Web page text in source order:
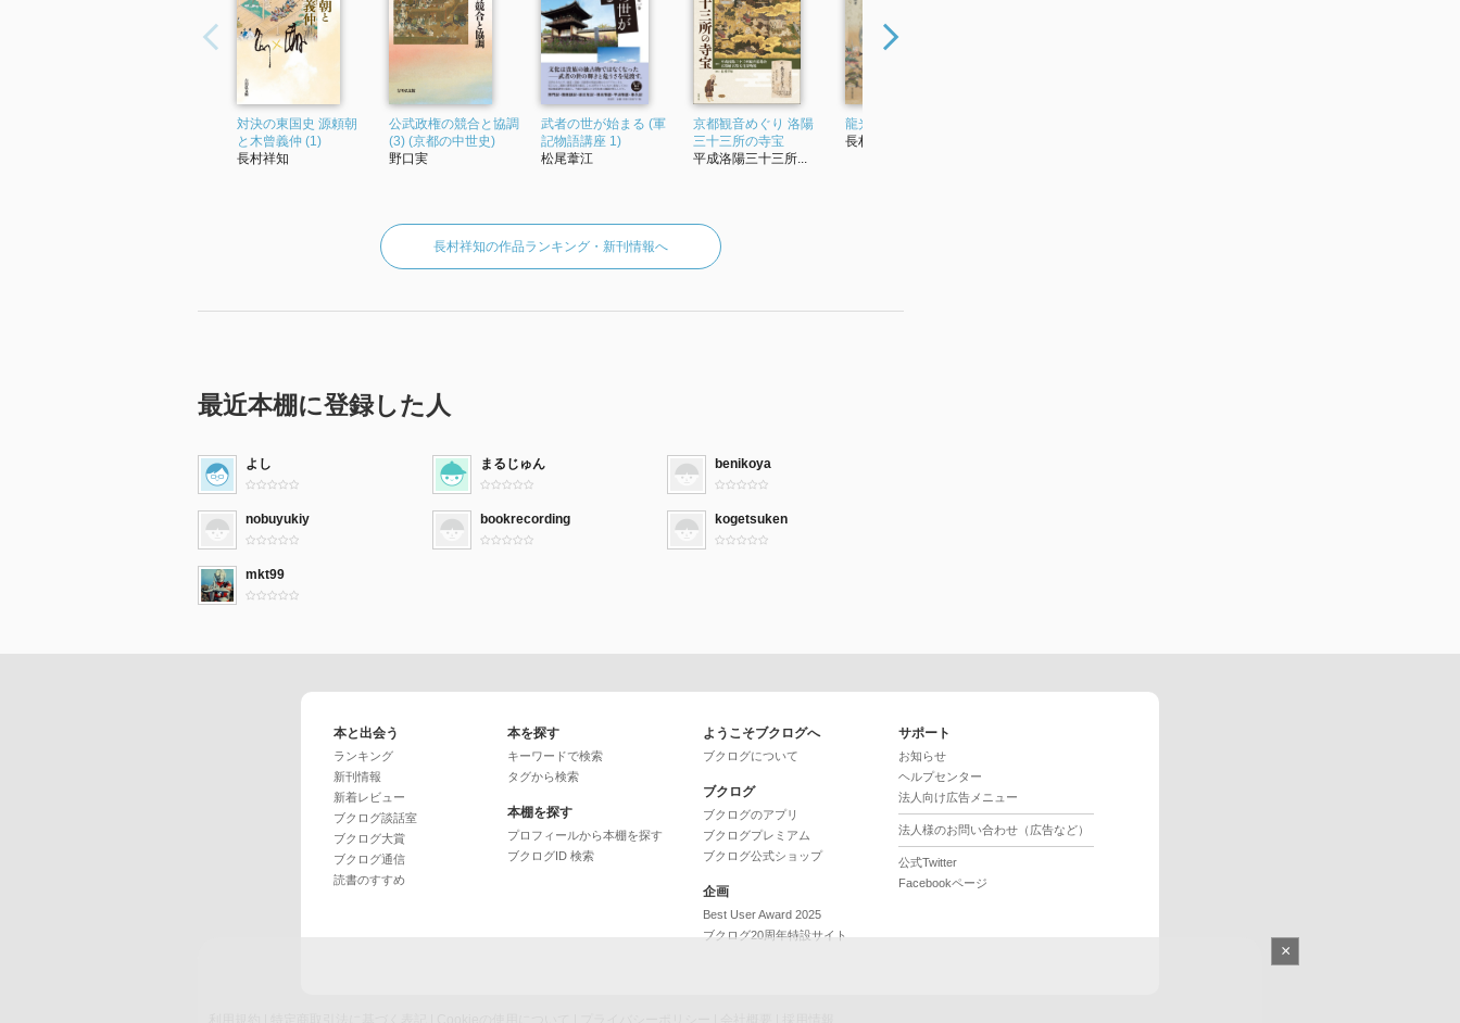
対決の東国史 源頼朝
と木曾義仲 (1)
長村祥知
公武政権の競合と協調
(3) (京都の中世史)
野口実
武者の世が始まる (軍
記物語講座 1)
松尾葦江
京都観音めぐり 洛陽
三十三所の寺宝
平成洛陽三十三所...
龍光院本 承久記絵巻
長村祥知
長村祥知の作品ランキング・新刊情報へ
最近本棚に登録した人
よし まるじゅん benikoya
nobuyukiy bookrecording kogetsuken
mkt99
本と出会う
ランキング
新刊情報
新着レビュー
ブクログ談話室
ブクログ大賞
ブクログ通信
読書のすすめ
本を探す
キーワードで検索
タグから検索
本棚を探す
プロフィールから本棚を探す
ブクログID 検索
ようこそブクログへ
ブクログについて
ブクログ
ブクログのアプリ
ブクログプレミアム
ブクログ公式ショップ
企画
Best User Award 2025
ブクログ20周年特設サイト
サポート
お知らせ
ヘルプセンター
法人向け広告メニュー
法人様のお問い合わせ（広告など）
公式Twitter
Facebookページ
×